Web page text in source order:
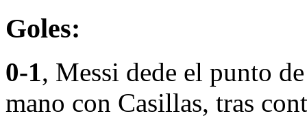
Goles:
0-1, Messi dede el punto
mano con Casillas, tras